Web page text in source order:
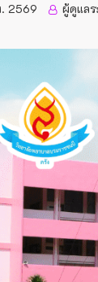
2569 ผู้ดูแล